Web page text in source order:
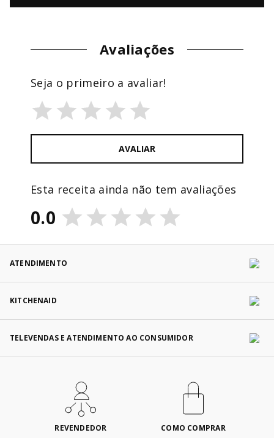
Avaliações
Esta receita ainda não tem avaliações
0.0
Seja o primeiro a avaliar!
AVALIAR
ATENDIMENTO
KITCHENAID
TELEVENDAS E ATENDIMENTO AO CONSUMIDOR
REVENDEDOR COMO COMPRAR